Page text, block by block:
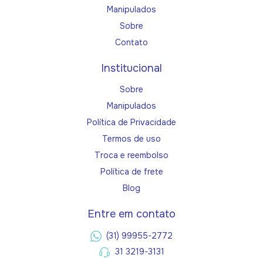
Manipulados
Sobre
Contato
Institucional
Sobre
Manipulados
Política de Privacidade
Termos de uso
Troca e reembolso
Política de frete
Blog
Entre em contato
(31) 99955-2772
31 3219-3131